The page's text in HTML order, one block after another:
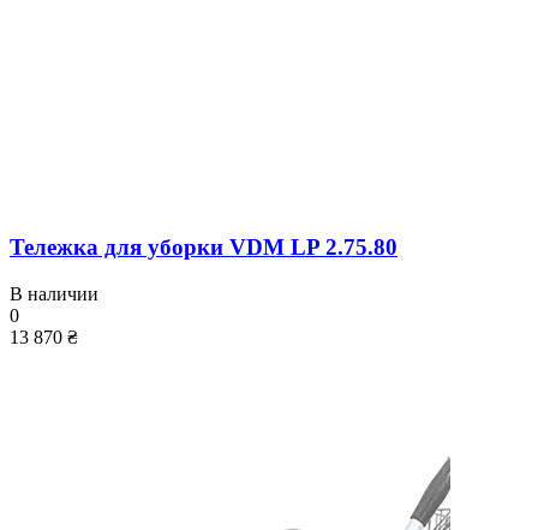
Тележка для уборки VDM LP 2.75.80
В наличии
0
13 870 ₴